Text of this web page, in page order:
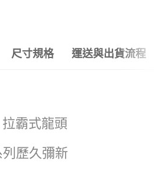
尺寸規格 運送與出貨流程
霸式龍頭
歷久彌新